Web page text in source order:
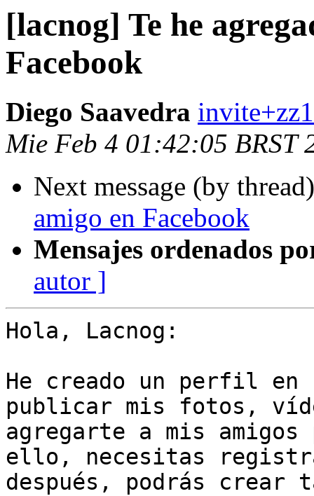
[lacnog] Te he
Facebook
Diego Saavedra
Mie Feb 4 01:42:05 BRST
Next message (by
amigo en Facebook
Mensajes ordenados
autor ]
Hola, Lacnog:
He creado un perfil en
publicar mis fotos,
agregarte a mis
ello, necesitas
después, podrás